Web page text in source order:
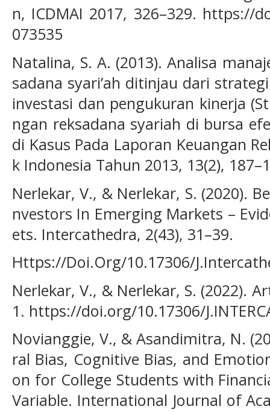
n, ICDMAI 2017, 326–329. https://
073535
Natalina, S. A. (2013). Analisa
sadana syari’ah ditinjau dari
investasi dan pengukuran kinerja
ngan reksadana syariah di bursa
di Kasus Pada Laporan Keuangan
k Indonesia Tahun 2013, 13(2),
Nerlekar, V., & Nerlekar, S. (2020).
nvestors In Emerging Markets –
ets. Intercathedra, 2(43), 31–39.
Https://Doi.Org/10.17306/
Nerlekar, V., & Nerlekar, S. (2022).
1. https://doi.org/10.17306/
Novianggie, V., & Asandimitra, N.
ral Bias, Cognitive Bias, and
on for College Students with
Variable. International Journal of